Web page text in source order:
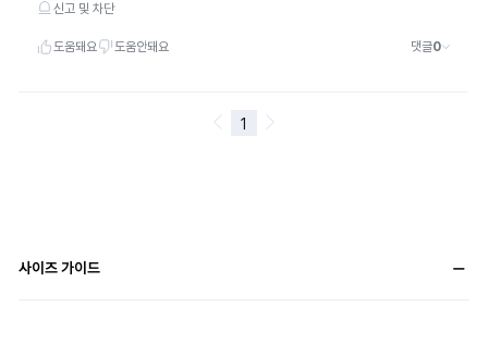
사이즈 가이드